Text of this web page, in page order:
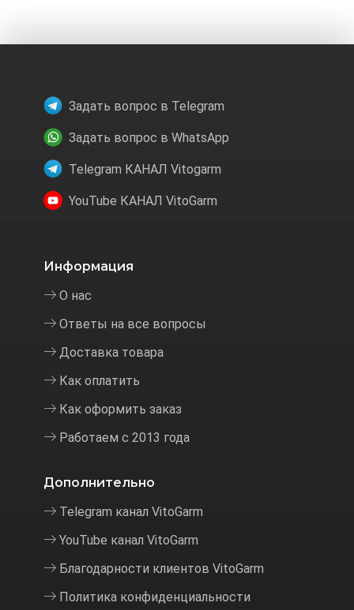
Задать вопрос в Telegram
Задать вопрос в WhatsApp
Telegram КАНАЛ Vitogarm
YouTube КАНАЛ VitoGarm
Информация
О нас
Ответы на все вопросы
Доставка товара
Как оплатить
Как оформить заказ
Работаем с 2013 года
Дополнительно
Telegram канал VitoGarm
YouTube канал VitoGarm
Благодарности клиентов VitoGarm
Политика конфиденциальности